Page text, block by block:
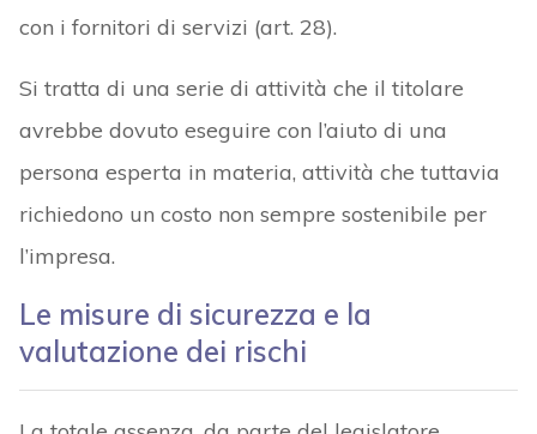
con i fornitori di servizi (art. 28).
Si tratta di una serie di attività che il titolare
avrebbe dovuto eseguire con l’aiuto di una
persona esperta in materia, attività che tuttavia
richiedono un costo non sempre sostenibile per
l’impresa.
Le misure di sicurezza e la
valutazione dei rischi